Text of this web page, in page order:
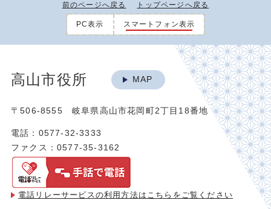
前のページへ戻る トップページへ戻る
PC表示 スマートフォン表示
高山市役所 MAP
〒506-8555 岐阜県高山市花岡町2丁目18番地
電話：0577-32-3333
ファクス：0577-35-3162
電話リレーサービスの利用方法は こちらをご覧ください